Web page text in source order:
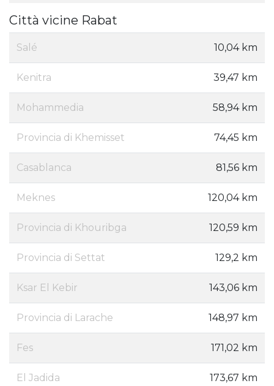
Città vicine Rabat
Salé 10,04 km
Kenitra 39,47 km
Mohammedia 58,94 km
Provincia di Khemisset 74,45 km
Casablanca 81,56 km
Meknes 120,04 km
Provincia di Khouribga 120,59 km
Provincia di Settat 129,2 km
Ksar El Kebir 143,06 km
Provincia di Larache 148,97 km
Fes 171,02 km
El Jadida 173,67 km